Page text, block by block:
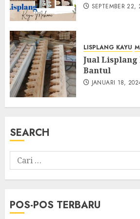
SEPTEMBER 22,
LISPLANG KAYU
Jual Lisplang
Bantul
JANUARI 18,
SEARCH
POS-POS TERBARU